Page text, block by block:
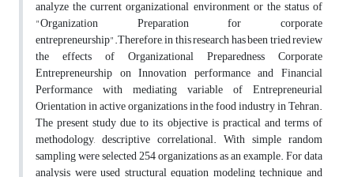
analyze the current organizational environment or the status of
"Organization Preparation for corporate
entrepreneurship".Therefore, in this research has been tried review
the effects of Organizational Preparedness Corporate
Entrepreneurship on Innovation performance and Financial
Performance with mediating variable of Entrepreneurial
Orientation in active organizations in the food industry in Tehran.
The present study due to its objective is practical and terms of
methodology, descriptive correlational. With simple random
sampling were selected 254 organizations as an example. For data